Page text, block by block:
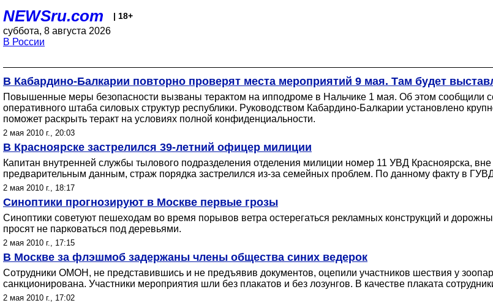
NEWSru.com | 18+
суббота, 8 августа 2026
В России
В Кабардино-Балкарии повторно проверят места мероприятий 9 мая. Там будет
Повышенные меры безопасности вызваны терактом на ипподроме в Нальчике 1 мая. Об этом сообщили
оперативного штаба силовых структур республики. Руководством Кабардино-Балкарии установлено
поможет раскрыть теракт на условиях полной конфиденциальности.
2 мая 2010 г., 20:03
В Красноярске застрелился 39-летний офицер милиции
Капитан внутренней службы тылового подразделения отделения милиции номер 11 УВД Красноярска,
предварительным данным, страж порядка застрелился из-за семейных проблем. По данному факту в
2 мая 2010 г., 18:17
Синоптики прогнозируют в Москве первые грозы
Синоптики советуют пешеходам во время порывов ветра остерегаться рекламных конструкций и
просят не парковаться под деревьями.
2 мая 2010 г., 17:15
В Москве за флэшмоб задержаны члены общества синих ведерок
Сотрудники ОМОН, не представившись и не предъявив документов, оцепили участников шествия у
санкционирована. Участники мероприятия шли без плакатов и без лозунгов. В качестве плаката
2 мая 2010 г., 17:02